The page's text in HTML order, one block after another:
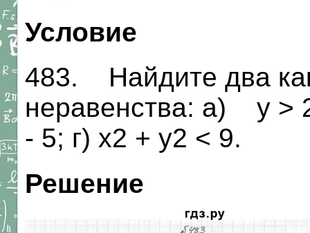
Условие
483. Найдите два
неравенства: а) у >
- 5; г) х2 + у2 < 9.
Решение